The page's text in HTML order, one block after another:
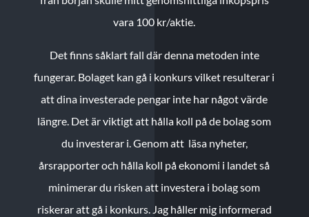
vara 100 kr/aktie.
Det finns såklart fall där denna metoden inte
fungerar. Bolaget kan gå i konkurs vilket resulterar i
att dina investerade pengar inte har något värde
längre. Det är viktigt att hålla koll på de bolag som
du investerar i. Genom att läsa nyheter,
årsrapporter och hålla koll på ekonomi i landet så
minimerar du risken att investera i bolag som
riskerar att gå i konkurs. Jag håller mig informerad